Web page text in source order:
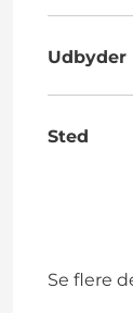
Udbyder
Sted
Se flere